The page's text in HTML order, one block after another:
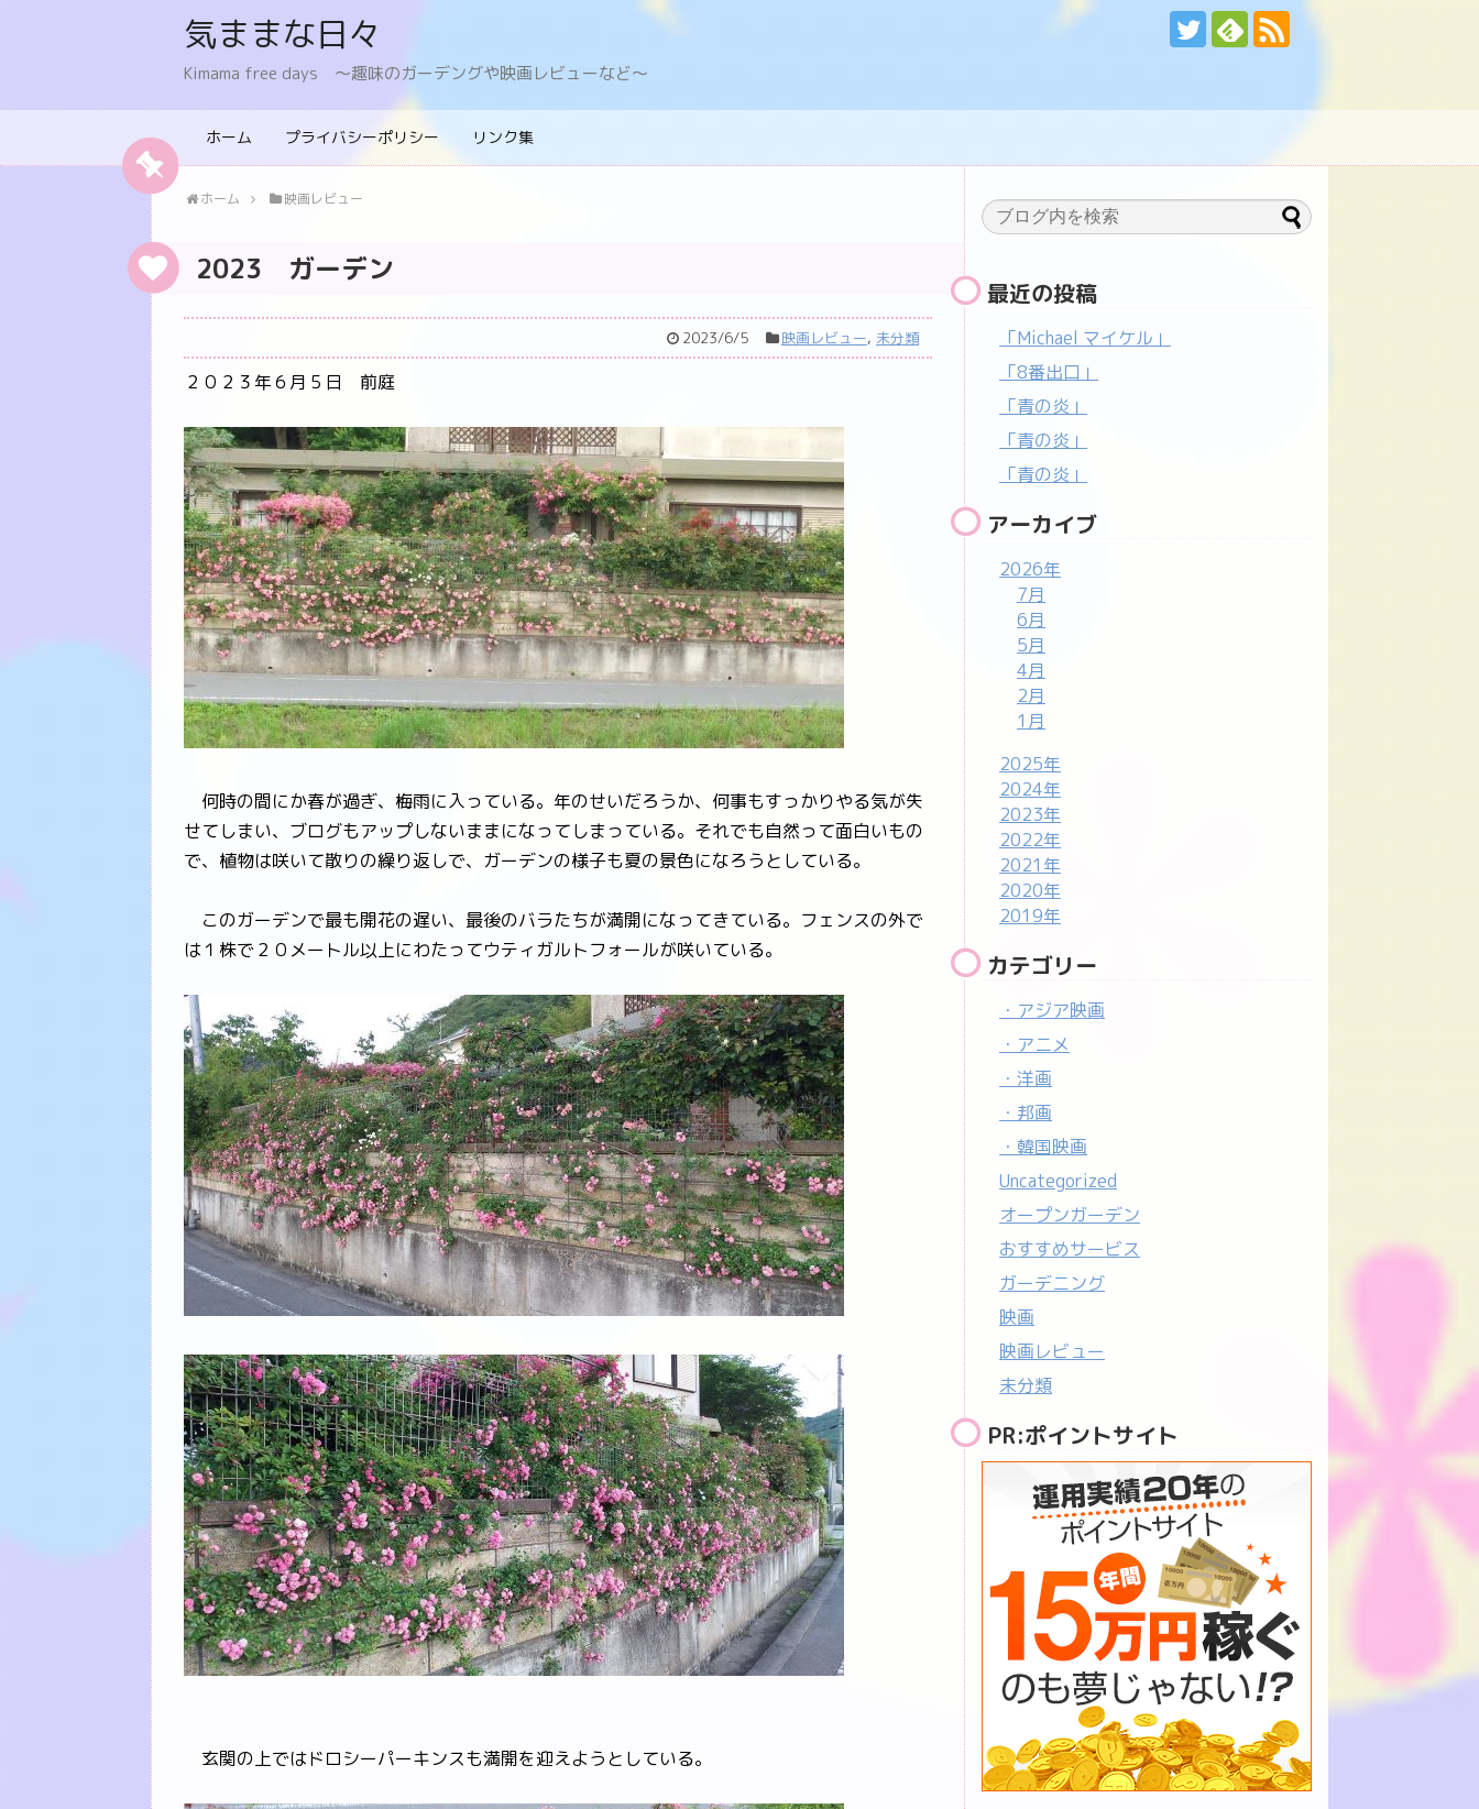
気ままな日々
Kimama free days 〜趣味のガーデングや映画レビューなど〜
ホーム プライバシーポリシー リンク集
ホーム 映画レビュー
2023 ガーデン
2023/6/5 映画レビュー, 未分類
２０２３年６月５日 前庭
何時の間にか春が過ぎ、梅雨に入っている。年のせいだろうか、何事もすっかりやる気が失
せてしまい、ブログもアップしないままになってしまっている。それでも自然って面白いもの
で、植物は咲いて散りの繰り返しで、ガーデンの様子も夏の景色になろうとしている。
このガーデンで最も開花の遅い、最後のバラたちが満開になってきている。フェンスの外で
は１株で２０メートル以上にわたってウティガルトフォールが咲いている。
玄関の上ではドロシーパーキンスも満開を迎えようとしている。
最近の投稿
「Michael マイケル」
「8番出口」
「青の炎」
「青の炎」
「青の炎」
アーカイブ
2026年
7月
6月
5月
4月
2月
1月
2025年
2024年
2023年
2022年
2021年
2020年
2019年
カテゴリー
・アジア映画
・アニメ
・洋画
・邦画
・韓国映画
Uncategorized
オープンガーデン
おすすめサービス
ガーデニング
映画
映画レビュー
未分類
PR:ポイントサイト